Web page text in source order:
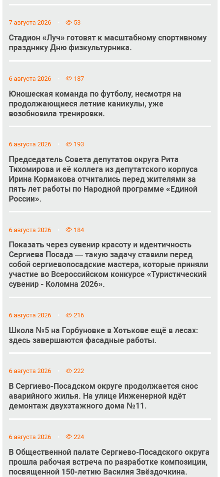
7 августа 2026 53
Стадион «Луч» готовят к масштабному спортивному
празднику Дню физкультурника.
6 августа 2026 187
Юношеская команда по футболу, несмотря на
продолжающиеся летние каникулы, уже
возобновила тренировки.
6 августа 2026 193
Председатель Совета депутатов округа Рита
Тихомирова и её коллега из депутатского корпуса
Ирина Кормакова отчитались перед жителями за
пять лет работы по Народной программе «Единой
России».
6 августа 2026 184
Показать через сувенир красоту и идентичность
Сергиева Посада — такую задачу ставили перед
собой сергиевопосадские мастера, которые приняли
участие во Всероссийском конкурсе «Туристический
сувенир - Коломна 2026».
6 августа 2026 216
Школа №5 на Горбуновке в Хотькове ещё в лесах:
здесь завершаются фасадные работы.
6 августа 2026 222
В Сергиево-Посадском округе продолжается снос
аварийного жилья. На улице Инженерной идёт
демонтаж двухэтажного дома №11.
6 августа 2026 224
В Общественной палате Сергиево-Посадского округа
прошла рабочая встреча по разработке композиции,
посвященной 150-летию Василия Звёздочкина.